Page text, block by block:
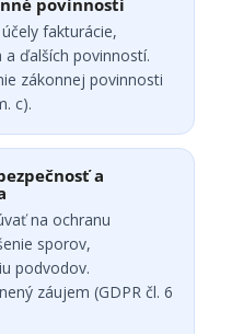
fakturácie,
ďalších povinností.
zákonnej povinnosti
c).
a
na ochranu
sporov,
podvodov.
záujem (GDPR čl. 6